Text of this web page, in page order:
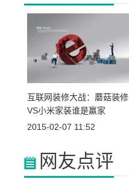
互联网装修大战：蘑菇装修
VS小米家装谁是赢家
2015-02-07 11:52
网友点评